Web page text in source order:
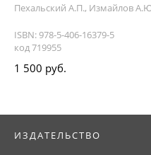
Пехальский А.П., Измайлов
ISBN: 978-5-406-16379-5
код 719955
1 500 руб.
ИЗДАТЕЛЬСТВО